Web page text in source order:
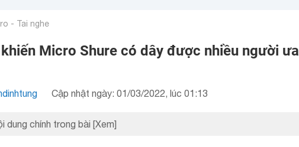
- Tai nghe
Micro Shure có dây được nhiều người ưa
Cập nhật ngày: 01/03/2022, lúc 01:13
dung chính trong bài [Xem]